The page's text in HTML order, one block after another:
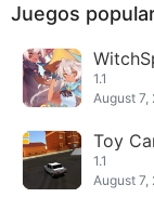
Juegos
1.1
August 7,
Toy
1.1
August 7,